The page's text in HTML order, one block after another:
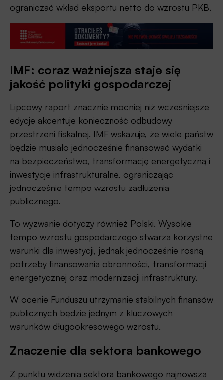
ograniczać wkład eksportu netto do wzrostu PKB.
IMF: coraz ważniejsza staje się
jakość polityki gospodarczej
Lipcowy raport znacznie mocniej niż wcześniejsze
edycje akcentuje konieczność odbudowy
przestrzeni fiskalnej. IMF wskazuje, że wiele państw
będzie musiało jednocześnie finansować wydatki
na bezpieczeństwo, transformację energetyczną i
inwestycje infrastrukturalne, ograniczając
jednocześnie tempo wzrostu zadłużenia
publicznego.
To wyzwanie dotyczy również Polski. Wysokie
tempo wzrostu gospodarczego stwarza korzystne
warunki dla inwestycji, jednak jednocześnie rosną
potrzeby finansowania obronności, transformacji
energetycznej oraz modernizacji infrastruktury.
W ocenie Funduszu utrzymanie stabilnych finansów
publicznych będzie jednym z kluczowych
warunków długookresowego wzrostu.
Znaczenie dla sektora bankowego
Z punktu widzenia sektora bankowego najnowsza